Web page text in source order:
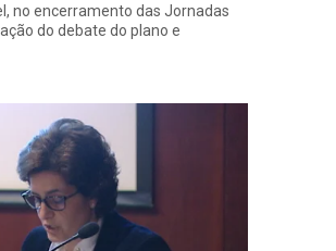
no encerramento das Jornadas
do debate do plano e